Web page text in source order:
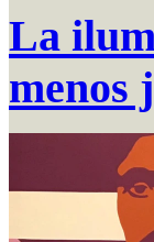
La
menos